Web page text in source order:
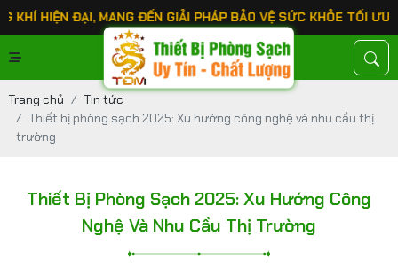
ĐẾN GIẢI PHÁP BẢO VỆ SỨC KHỎE TỐI ƯU CHO KHÁCH
Trang chủ
Tin tức
Thiết bị phòng sạch 2025: Xu hướng công nghệ và nhu cầu thị
trường
Thiết Bị Phòng Sạch 2025: Xu Hướng Công
Nghệ Và Nhu Cầu Thị Trường